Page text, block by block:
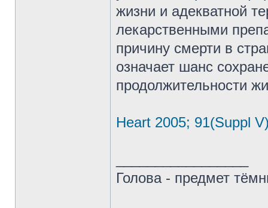
жизни и адекватной
лекарственными
причину смерти в
означает шанс
продолжительности
Heart 2005; 91(Suppl
Голова - предмет